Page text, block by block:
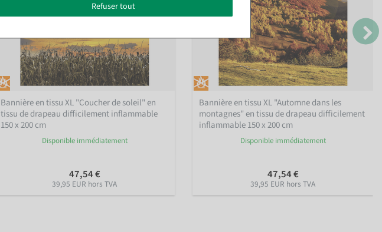
Bannière en tissu XL "Coucher de soleil" en
tissu de drapeau difficilement inflammable
150 x 200 cm
Disponible immédiatement
47,54 €
39,95 EUR hors TVA
Bannière en tissu XL "Automne dans les
montagnes" en tissu de drapeau difficilement
inflammable 150 x 200 cm
Disponible immédiatement
47,54 €
39,95 EUR hors TVA
Refuser tout